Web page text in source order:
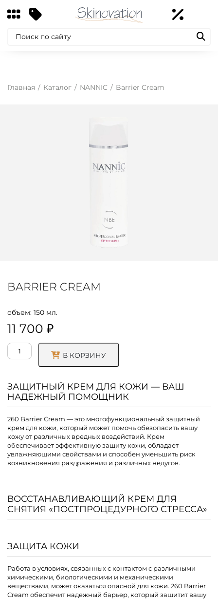
Главная Каталог NANNIC Barrier Cream
BARRIER CREAM
объем: 150 мл.
11 700 ₽
Количество
товара
В КОРЗИНУ
ЗАЩИТНЫЙ КРЕМ ДЛЯ КОЖИ — ВАШ
НАДЕЖНЫЙ ПОМОЩНИК
260 Barrier Cream — это многофункциональный защитный
крем для кожи, который может помочь обезопасить вашу
кожу от различных вредных воздействий. Крем
обеспечивает эффективную защиту кожи, обладает
увлажняющими свойствами и способен уменьшить риск
возникновения раздражения и различных недугов.
ВОССТАНАВЛИВАЮЩИЙ КРЕМ ДЛЯ
СНЯТИЯ «ПОСТПРОЦЕДУРНОГО СТРЕССА»
ЗАЩИТА КОЖИ
Работа в условиях, связанных с контактом с различными
химическими, биологическими и механическими
веществами, может оказаться опасной для кожи. 260 Barrier
Cream обеспечит надежный барьер, который защитит вашу